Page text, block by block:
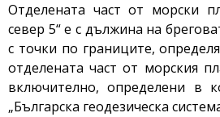
Отделената част от морски
север 5“ е с дължина на
с точки по границите,
отделената част от
включително, определени в
„Българска геодезическа